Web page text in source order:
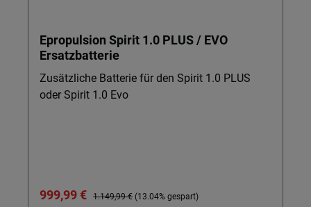
Epropulsion Spirit 1.0 PLUS / EVO
Ersatzbatterie
Zusätzliche Batterie für den Spirit 1.0 PLUS
oder Spirit 1.0 Evo
Verkaufspreis:
999,99 € Regulärer Preis:
1.149,99 € (13.04% gespart)